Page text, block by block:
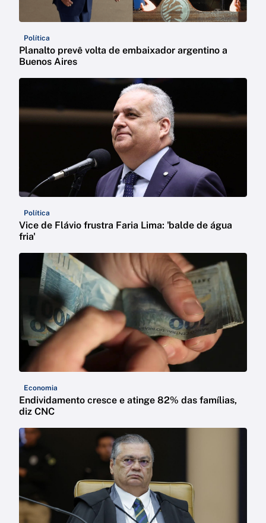
Política
Planalto prevê volta de embaixador argentino a
Buenos Aires
Política
Vice de Flávio frustra Faria Lima: 'balde de água
fria'
Economia
Endividamento cresce e atinge 82% das famílias,
diz CNC